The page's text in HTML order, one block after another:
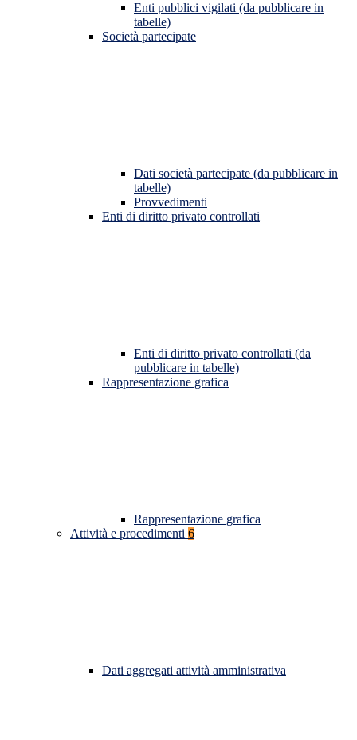
Enti pubblici vigilati (da pubblicare in
tabelle)
Società partecipate
Dati società partecipate (da pubblicare in
tabelle)
Provvedimenti
Enti di diritto privato controllati
Enti di diritto privato controllati (da
pubblicare in tabelle)
Rappresentazione grafica
Rappresentazione grafica
Attività e procedimenti 6
Dati aggregati attività amministrativa